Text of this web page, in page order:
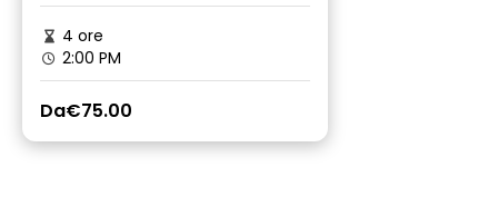
4 ore
2:00 PM
Da€75.00